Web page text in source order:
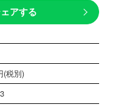
アする
(税別)